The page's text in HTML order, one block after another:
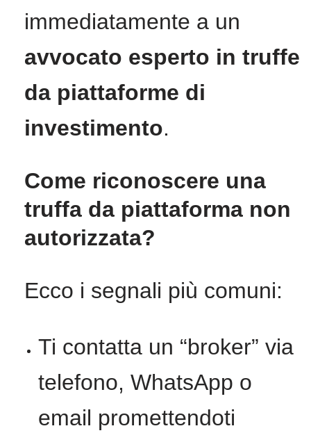
immediatamente a un
avvocato esperto in truffe
da piattaforme di
investimento.
Come riconoscere una
truffa da piattaforma non
autorizzata?
Ecco i segnali più comuni:
Ti contatta un “broker” via
telefono, WhatsApp o
email promettendoti